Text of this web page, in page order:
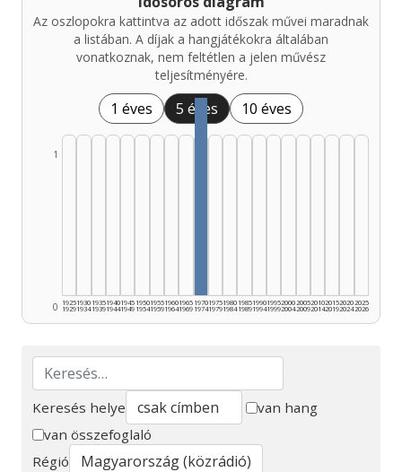
Az oszlopokra kattintva az adott időszak művei maradnak
a listában. A díjak a hangjátékokra általában
vonatkoznak, nem feltétlen a jelen művész
teljesítményére.
1 éves 5 éves 10 éves
0
1
1925
1929
1930
1934
1935
1939
1940
1944
1945
1949
1950
1954
1955
1959
1960
1964
1965
1969
1970
1974
1975
1979
1980
1984
1985
1989
1990
1994
1995
1999
2000
2004
2005
2009
2010
2014
2015
2019
2020
2024
2025
2026
Keresés
Keresés helye
van hang
van összefoglaló
Régió